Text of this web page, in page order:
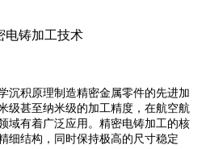
沉积原理制造精密金属零件的先进加
级甚至纳米级的加工精度，在航空航
域有着广泛应用。精密电铸加工的核
细结构，同时保持极高的尺寸稳定